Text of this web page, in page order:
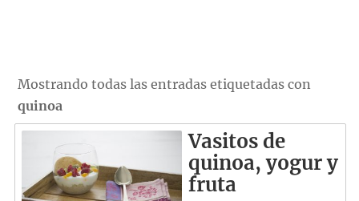
Mostrando todas las entradas etiquetadas con
quinoa
Vasitos de
quinoa, yogur y
fruta